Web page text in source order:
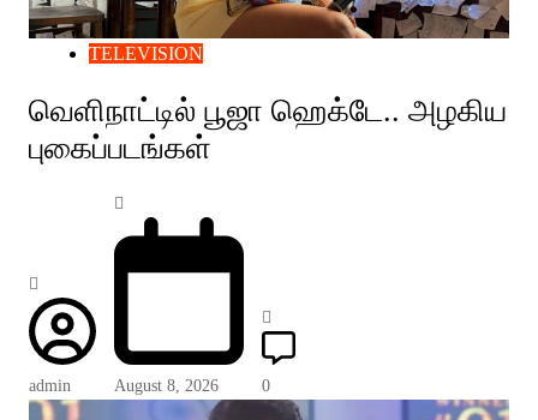
TELEVISION
வெளிநாட்டில் பூஜா ஹெக்டே.. அழகிய
புகைப்படங்கள்
admin August 8, 2026 0